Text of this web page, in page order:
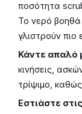
ποσότητα
Το νερό
γλιστρούν πιο
Κάντε απαλό
κινήσεις,
τρίψιμο,
Εστιάστε